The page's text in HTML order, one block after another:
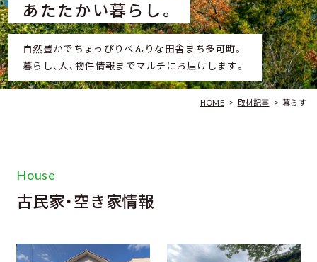
あたたかい暮らし。
自然豊かでちょっぴりべんりな田舎まち多可町。
暮らし、人、物件情報までマルチにお届けします。
HOME > 取材記事 > 暮らす
House
古民家・空き家情報